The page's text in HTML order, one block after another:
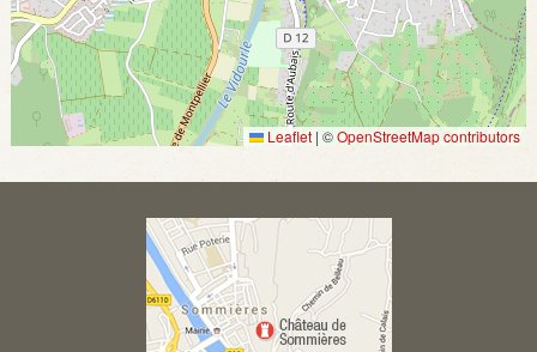
Leaflet | ©OpenStreetMap contributors